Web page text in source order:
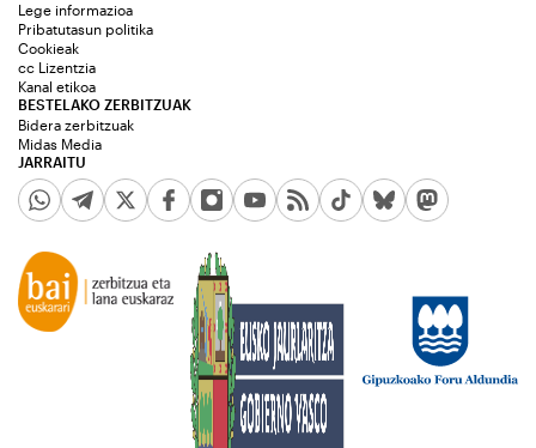
JARRAITU
Lege informazioa
Pribatutasun politika
Cookieak
cc Lizentzia
Kanal etikoa
BESTELAKO ZERBITZUAK
Bidera zerbitzuak
Midas Media